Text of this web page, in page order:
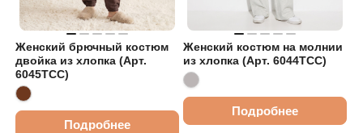
Женский брючный костюм
двойка из хлопка (Арт.
6045TCC)
Подробнее
Женский костюм на молнии
из хлопка (Арт. 6044TCC)
Подробнее